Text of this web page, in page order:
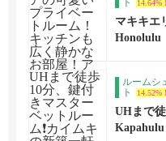
ト
14.64%
マキキエ
ム！キッ
Honolulu
ルームシ
ト
14.52%
UHまで
ルーム❗️
Kapahulu